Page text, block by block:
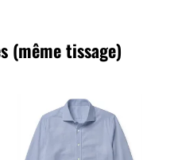
(même tissage)